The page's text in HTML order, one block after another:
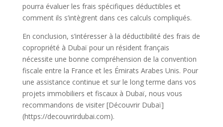
pourra évaluer les frais spécifiques déductibles et
comment ils s’intègrent dans ces calculs compliqués.
En conclusion, s’intéresser à la déductibilité des frais de
copropriété à Dubaï pour un résident français
nécessite une bonne compréhension de la convention
fiscale entre la France et les Émirats Arabes Unis. Pour
une assistance continue et sur le long terme dans vos
projets immobiliers et fiscaux à Dubaï, nous vous
recommandons de visiter [Découvrir Dubaï]
(https://decouvrirdubai.com).